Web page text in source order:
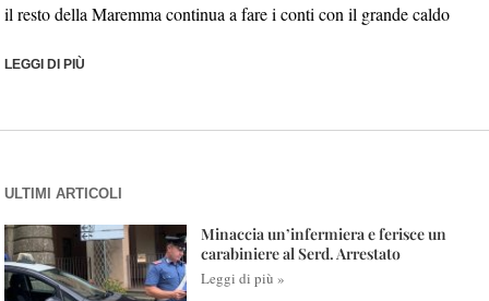
il resto della Maremma continua a fare i conti con il grande caldo
LEGGI DI PIÙ
ULTIMI ARTICOLI
Minaccia un’infermiera e ferisce un
carabiniere al Serd. Arrestato
Leggi di più »